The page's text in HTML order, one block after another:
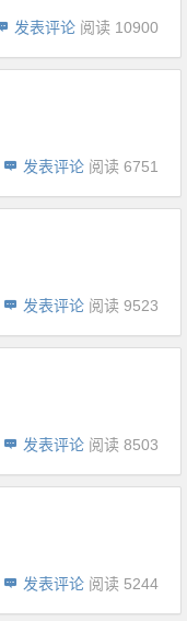
发表评论 阅读 10900
发表评论 阅读 6751
发表评论 阅读 9523
发表评论 阅读 8503
发表评论 阅读 5244